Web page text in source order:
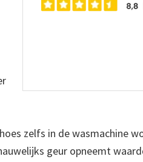
zelfs in de wasmachine
geur opneemt